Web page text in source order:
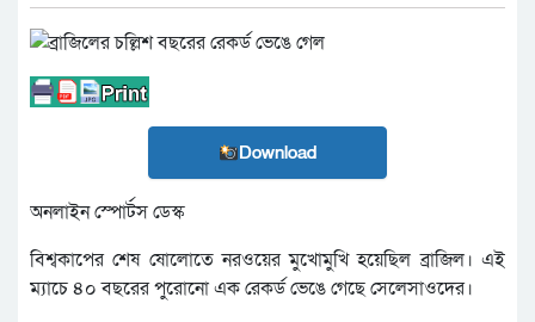
Download
অনলাইন স্পোর্টস ডেস্ক
বিশ্বকাপের শেষ ষোলোতে নরওয়ের মুখোমুখি হয়েছিল ব্রাজিল। এই
ম্যাচে ৪০ বছরের পুরোনো এক রেকর্ড ভেঙে গেছে সেলেসাওদের।